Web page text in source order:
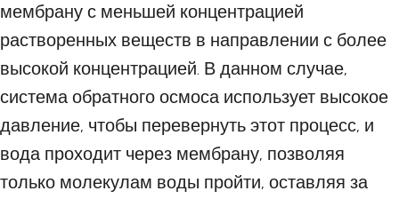
мембрану с меньшей концентрацией
растворенных веществ в направлении с более
высокой концентрацией. В данном случае,
система обратного осмоса использует высокое
давление, чтобы перевернуть этот процесс, и
вода проходит через мембрану, позволяя
только молекулам воды пройти, оставляя за